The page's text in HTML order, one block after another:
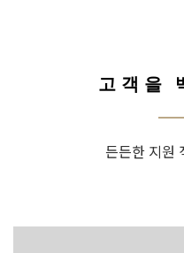
고객을
든든한 지원